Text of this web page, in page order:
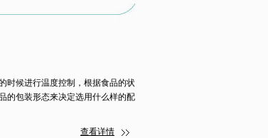
时候进行温度控制，根据食品的状
的包装形态来决定选用什么样的配
查看详情